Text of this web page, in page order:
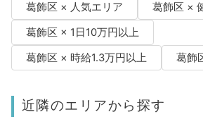
葛飾区 × 人気エリア
葛飾区 ×
葛飾区 × 1日10万円以上
葛飾区 × 時給1.3万円以上
葛飾
近隣のエリアから探す